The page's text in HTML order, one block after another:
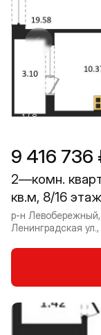
9 416 736
2—комн.
кв.м, 8/16 этаж
р-н Левобережный,
Ленинградская
1 / 8
Прокрутить